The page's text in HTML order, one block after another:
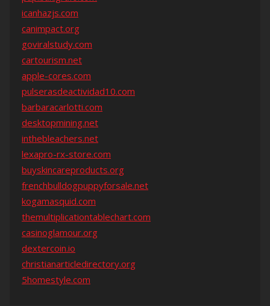
icanhazjs.com
canimpact.org
goviralstudy.com
cartourism.net
apple-cores.com
pulserasdeactividad10.com
barbaracarlotti.com
desktopmining.net
inthebleachers.net
lexapro-rx-store.com
buyskincareproducts.org
frenchbulldogpuppyforsale.net
kogamasquid.com
themultiplicationtablechart.com
casinoglamour.org
dextercoin.io
christianarticledirectory.org
5homestyle.com